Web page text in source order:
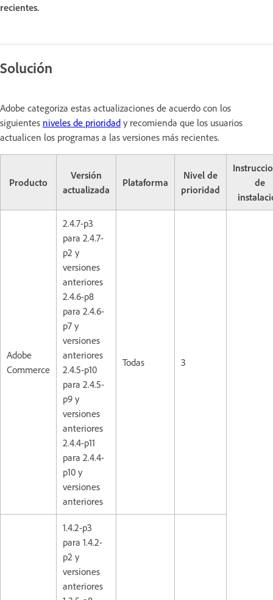
recientes.
Solución
Adobe categoriza estas actualizaciones de acuerdo con los
siguientes niveles de prioridad y recomienda que los usuarios
actualicen los programas a las versiones más recientes.
Producto
Versión
actualizada
Plataforma
Nivel de
prioridad
de
Adobe
Commerce
2.4.7-p3
para 2.4.7-
p2 y
versiones
anteriores
2.4.6-p8
para 2.4.6-
p7 y
versiones
anteriores
2.4.5-p10
para 2.4.5-
p9 y
versiones
anteriores
2.4.4-p11
para 2.4.4-
p10 y
versiones
anteriores
Todas 3
1.4.2-p3
para 1.4.2-
p2 y
versiones
anteriores